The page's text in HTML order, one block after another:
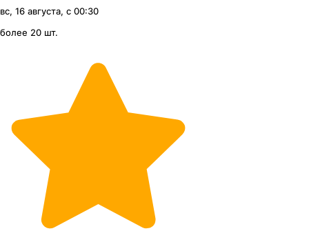
вс, 16 августа, с 00:30
более 20 шт.